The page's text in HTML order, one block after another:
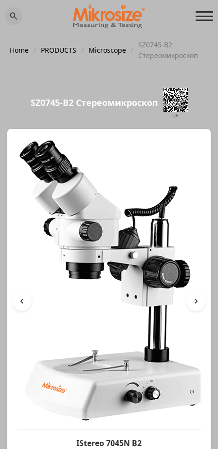
Home / PRODUCTS / Microscope /
SZ0745-B2
Стереомикроскоп
SZ0745-B2 Стереомикроскоп
QR
IStereo 7045N B2